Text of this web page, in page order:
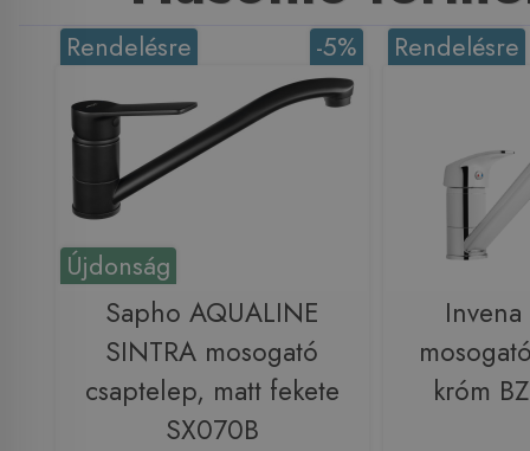
Újdonság
-5%
Rendelésre
Sapho AQUALINE
SINTRA mosogató
csaptelep, matt fekete
SX070B
Rendelésre
króm